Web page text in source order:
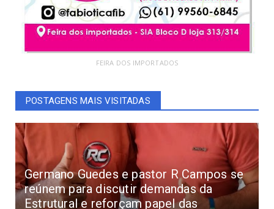
FEIRA DOS IMPORTADOS
POSTAGENS MAIS VISITADAS
Germano Guedes e pastor R Campos se
reúnem para discutir demandas da
Estrutural e reforçam papel das